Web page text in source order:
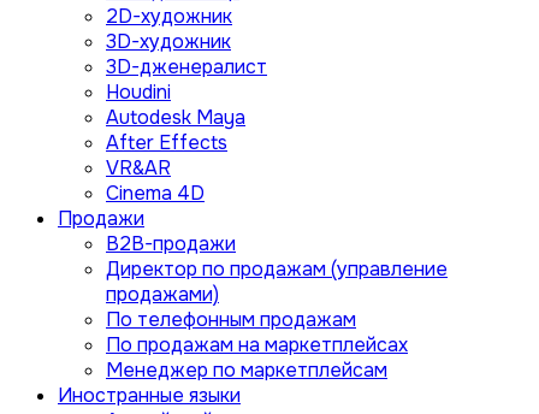
2D-художник
3D-художник
3D-дженералист
Houdini
Autodesk Maya
After Effects
VR&AR
Cinema 4D
Продажи
B2B-продажи
Директор по продажам (управление
продажами)
По телефонным продажам
По продажам на маркетплейсах
Менеджер по маркетплейсам
Иностранные языки